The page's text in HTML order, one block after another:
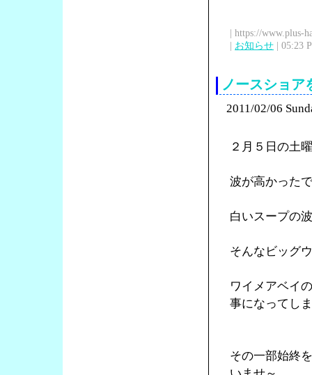
| https://www.plus-
| お知らせ | 05:23
ノースショア
2011/02/06
２月５日の土
波が高かった
白いスープの
そんなビッグ
ワイメアベイ
事になってし
その一部始終